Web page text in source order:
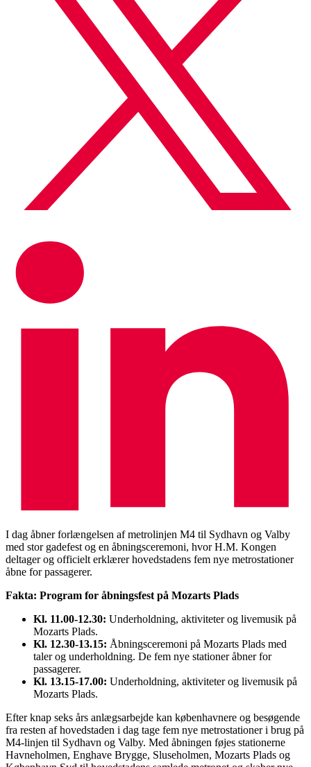
I dag åbner forlængelsen af metrolinjen M4 til Sydhavn og Valby
med stor gadefest og en åbningsceremoni, hvor H.M. Kongen
deltager og officielt erklærer hovedstadens fem nye metrostationer
åbne for passagerer.
Fakta: Program for åbningsfest på Mozarts Plads
Kl. 11.00-12.30: Underholdning, aktiviteter og livemusik på
Mozarts Plads.
Kl. 12.30-13.15: Åbningsceremoni på Mozarts Plads med
taler og underholdning. De fem nye stationer åbner for
passagerer.
Kl. 13.15-17.00: Underholdning, aktiviteter og livemusik på
Mozarts Plads.
Efter knap seks års anlægsarbejde kan københavnere og besøgende
fra resten af hovedstaden i dag tage fem nye metrostationer i brug på
M4-linjen til Sydhavn og Valby. Med åbningen føjes stationerne
Havneholmen, Enghave Brygge, Sluseholmen, Mozarts Plads og